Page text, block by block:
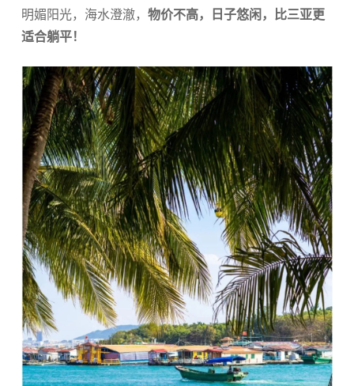
明媚阳光，海水澄澈， 物价不高，日子悠闲，比三亚更
适合躺平！